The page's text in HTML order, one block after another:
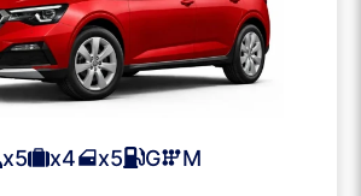
x5 x4 x5 G M